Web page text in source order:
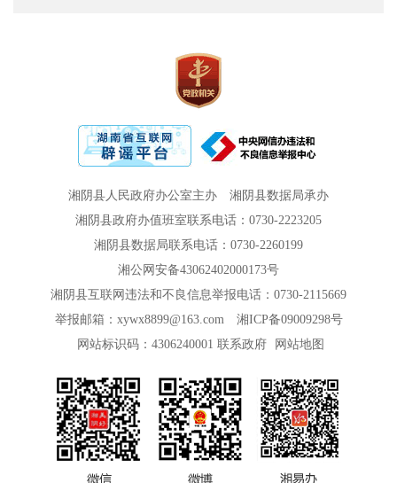
湘阴县人民政府办公室主办
湘阴县数据局承办
湘阴县政府办值班室联系电话：0730-2223205
湘阴县数据局联系电话：0730-2260199
湘公网安备43062402000173号
湘阴县互联网违法和不良信息举报电话：0730-2115669
举报邮箱：xywx8899@163.com
湘ICP备09009298号
网站标识码：4306240001 联系政府 网站地图